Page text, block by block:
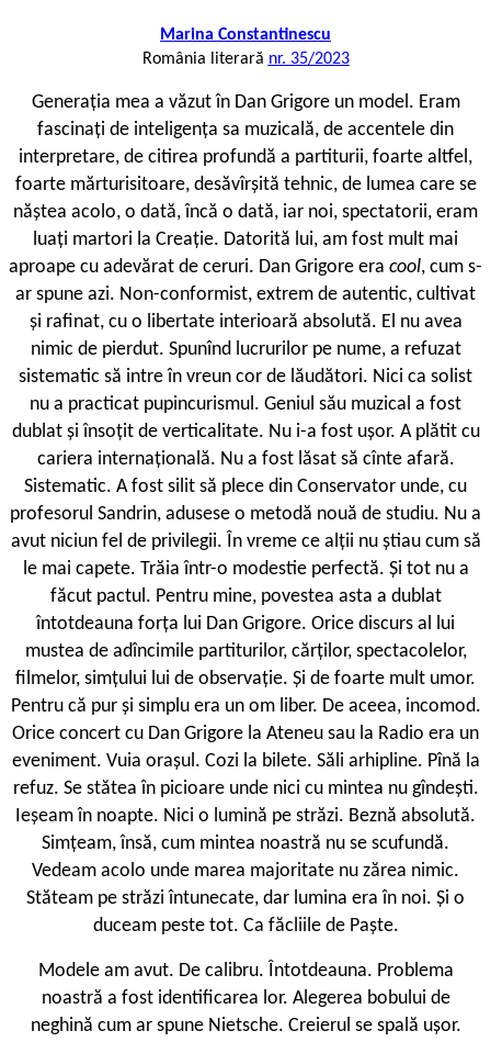
Marina Constantinescu
România literară nr. 35/2023
Generația mea a văzut în Dan Grigore un model. Eram
fascinați de inteligența sa muzicală, de accentele din
interpretare, de citirea profundă a partiturii, foarte altfel,
foarte mărturisitoare, desăvîrșită tehnic, de lumea care se
năștea acolo, o dată, încă o dată, iar noi, spectatorii, eram
luați martori la Creație. Datorită lui, am fost mult mai
aproape cu adevărat de ceruri. Dan Grigore era cool, cum s-
ar spune azi. Non-conformist, extrem de autentic, cultivat
și rafinat, cu o libertate interioară absolută. El nu avea
nimic de pierdut. Spunînd lucrurilor pe nume, a refuzat
sistematic să intre în vreun cor de lăudători. Nici ca solist
nu a practicat pupincurismul. Geniul său muzical a fost
dublat și însoțit de verticalitate. Nu i-a fost ușor. A plătit cu
cariera internațională. Nu a fost lăsat să cînte afară.
Sistematic. A fost silit să plece din Conservator unde, cu
profesorul Sandrin, adusese o metodă nouă de studiu. Nu a
avut niciun fel de privilegii. În vreme ce alții nu știau cum să
le mai capete. Trăia într-o modestie perfectă. Și tot nu a
făcut pactul. Pentru mine, povestea asta a dublat
întotdeauna forța lui Dan Grigore. Orice discurs al lui
mustea de adîncimile partiturilor, cărților, spectacolelor,
filmelor, simțului lui de observație. Și de foarte mult umor.
Pentru că pur și simplu era un om liber. De aceea, incomod.
Orice concert cu Dan Grigore la Ateneu sau la Radio era un
eveniment. Vuia orașul. Cozi la bilete. Săli arhipline. Pînă la
refuz. Se stătea în picioare unde nici cu mintea nu gîndești.
Ieșeam în noapte. Nici o lumină pe străzi. Beznă absolută.
Simțeam, însă, cum mintea noastră nu se scufundă.
Vedeam acolo unde marea majoritate nu zărea nimic.
Stăteam pe străzi întunecate, dar lumina era în noi. Și o
duceam peste tot. Ca făcliile de Paște.
Modele am avut. De calibru. Întotdeauna. Problema
noastră a fost identificarea lor. Alegerea bobului de
neghină cum ar spune Nietsche. Creierul se spală ușor.